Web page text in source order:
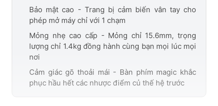
Bảo mật cao - Trang bị cảm biến vân tay cho
phép mở máy chỉ với 1 chạm
Mỏng nhẹ cao cấp - Mỏng chỉ 15.6mm, trọng
lượng chỉ 1.4kg đồng hành cùng bạn mọi lúc mọi
nơi
Cảm giác gõ thoải mái - Bàn phím magic khắc
phục hầu hết các nhược điểm củ thế hệ trước